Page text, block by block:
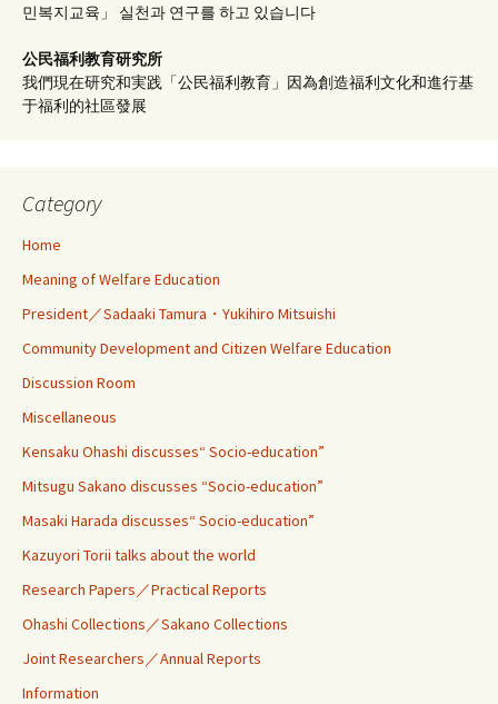
민복지교육」 실천과 연구를 하고 있습니다
公民福利教育研究所
我們現在研究和実践「公民福利教育」因為創造福利文化和進行基
于福利的社區發展
Category
Home
Meaning of Welfare Education
President／Sadaaki Tamura・Yukihiro Mitsuishi
Community Development and Citizen Welfare Education
Discussion Room
Miscellaneous
Kensaku Ohashi discusses“ Socio-education”
Mitsugu Sakano discusses “Socio-education”
Masaki Harada discusses“ Socio-education”
Kazuyori Torii talks about the world
Research Papers／Practical Reports
Ohashi Collections／Sakano Collections
Joint Researchers／Annual Reports
Information